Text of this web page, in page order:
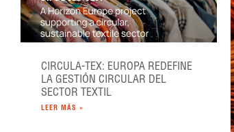
CIRCULA-TEX: EUROPA REDEFINE
LA GESTIÓN CIRCULAR DEL
SECTOR TEXTIL
LEER MÁS »